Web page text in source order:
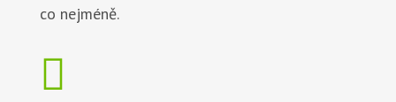
co nejméně.
